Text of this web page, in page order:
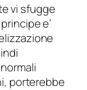
vi sfugge
e’
porterebbe